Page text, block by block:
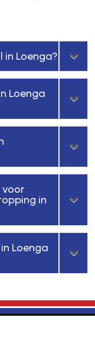
in Loenga?
Loenga
voor
in
Loenga